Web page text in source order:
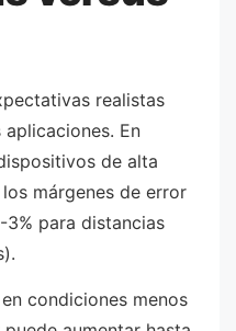
realistas
En
de alta
márgenes de error
para distancias
condiciones menos